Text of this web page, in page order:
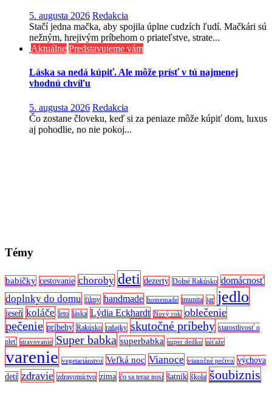
5. augusta 2026 Redakcia
Stačí jedna mačka, aby spojila úplne cudzích ľudí. Mačkári sú
nežným, hrejivým príbehom o priateľstve, strate...
Aktuálne Predstavujeme vám
Láska sa nedá kúpiť. Ale môže prísť v tú najmenej
vhodnú chvíľu
5. augusta 2026 Redakcia
Čo zostane človeku, keď si za peniaze môže kúpiť dom, luxus
aj pohodlie, no nie pokoj...
Témy
babičky cestovanie choroby deti dezerty Dolné Rakúsko domácnosť
doplnky do domu filmy handmade homemade imunita jar jedlo
jeseň koláče leto láska Lýdia Eckhardt Nový rok oblečenie
pečenie príbehy Rakúsko raňajky skutočné príbehy starostlivosť o
pleť stravovanie Super babka superbabka super dedko súťaže
varenie vegetariánstvo Veľká noc Vianoce vianočné pečivo
výchova
detí zdravie zdravotníctvo zima čo sa teraz nosí šatník škola šoubiznis